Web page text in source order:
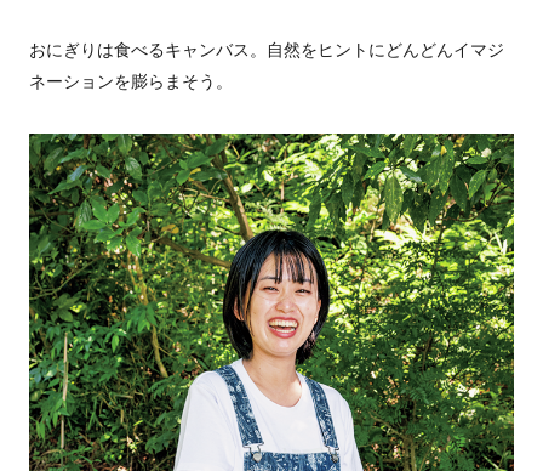
おにぎりは食べるキャンバス。自然をヒントにどんどんイマジ
ネーションを膨らまそう。